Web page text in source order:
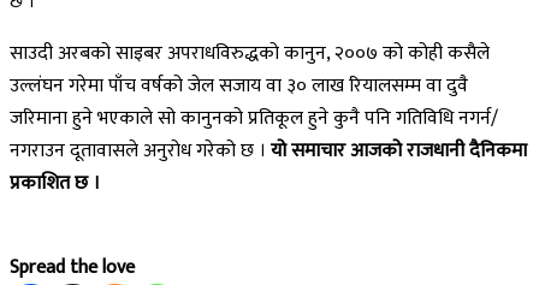
साउदी अरबको साइबर अपराधविरुद्धको कानुन, २००७ को कोही कसैले
उल्लंघन गरेमा पाँच वर्षको जेल सजाय वा ३० लाख रियालसम्म वा दुवै
जरिमाना हुने भएकाले सो कानुनको प्रतिकूल हुने कुनै पनि गतिविधि नगर्न/
नगराउन दूतावासले अनुरोध गरेको छ । यो समाचार आजको राजधानी दैनिकमा
प्रकाशित छ ।
Spread the love